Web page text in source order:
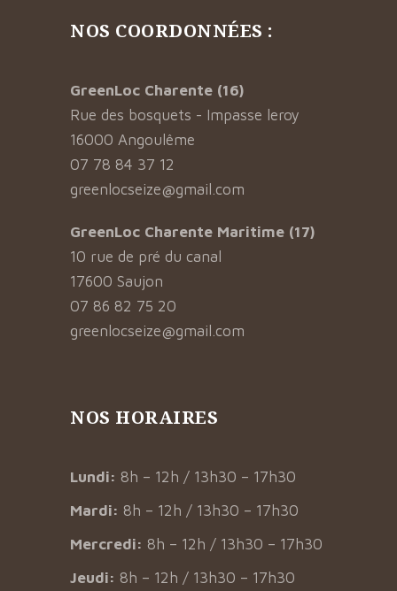
NOS COORDONNÉES :
GreenLoc Charente (16)
Rue des bosquets - Impasse leroy
16000 Angoulême
07 78 84 37 12
greenlocseize@gmail.com
GreenLoc Charente Maritime (17)
10 rue de pré du canal
17600 Saujon
07 86 82 75 20
greenlocseize@gmail.com
NOS HORAIRES
Lundi: 8h – 12h / 13h30 – 17h30
Mardi: 8h – 12h / 13h30 – 17h30
Mercredi: 8h – 12h / 13h30 – 17h30
Jeudi: 8h – 12h / 13h30 – 17h30